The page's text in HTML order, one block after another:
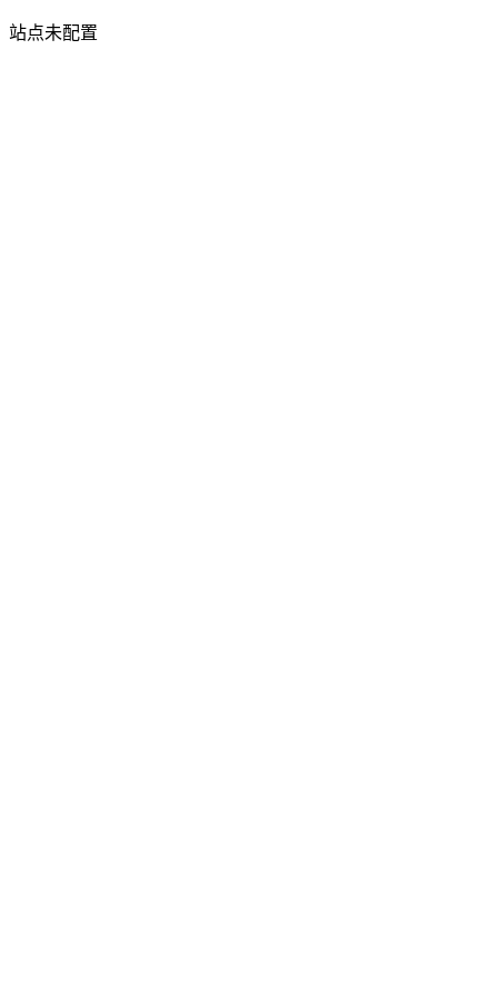
站点未配置